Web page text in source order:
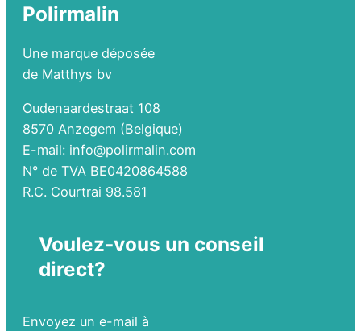
Polirmalin
Une marque déposée
de Matthys bv
Oudenaardestraat 108
8570 Anzegem (Belgique)
E-mail: info@polirmalin.com
N° de TVA BE0420864588
R.C. Courtrai 98.581
Voulez-vous un conseil
direct?
Envoyez un e-mail à